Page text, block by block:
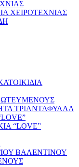
ΧΕΙΡΟΤΕΧΝΙΑΣ
ΤΡΙΑΝΤΑΦΥΛΛΑ
“LOVE”
ΒΑΛΕΝΤΙΝΟΥ